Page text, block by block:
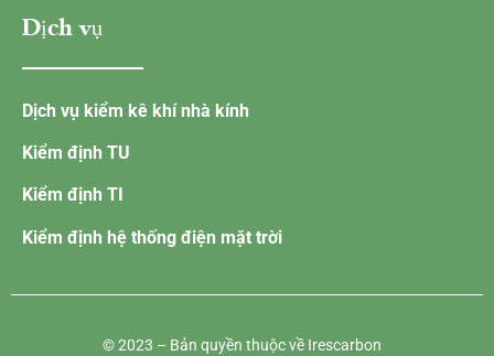
Dịch vụ
Dịch vụ kiểm kê khí nhà kính
Kiểm định TU
Kiểm định TI
Kiểm định hệ thống điện mặt trời
© 2023 – Bản quyền thuộc về Irescarbon